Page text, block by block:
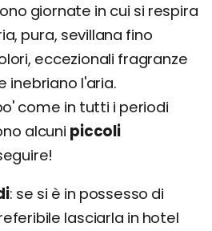
giornate in cui si respira
pura, sevillana fino
eccezionali fragranze
inebriano l'aria.
come in tutti i periodi
alcuni piccoli
se si è in possesso di
lasciarla in hotel